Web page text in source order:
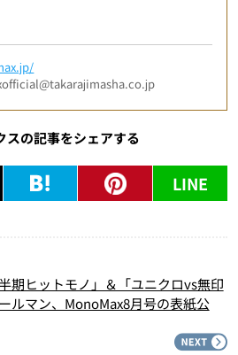
スの記事をシェアする
LINE
期ヒットモノ」＆「ユニクロvs無印
ルマン、MonoMax8月号の表紙公